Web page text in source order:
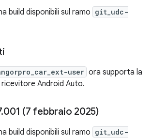
build disponibili sul ramo git_udc-
user ora supporta la
ricevitore Android Auto.
.001 (7 febbraio 2025)
build disponibili sul ramo git_udc-